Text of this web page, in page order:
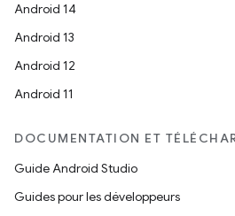
Android 14
Android 13
Android 12
Android 11
DOCUMENTATION ET
Guide Android Studio
Guides pour les développeurs